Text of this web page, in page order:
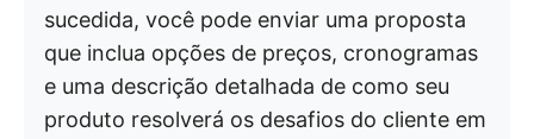
sucedida, você pode enviar uma proposta
que inclua opções de preços, cronogramas
e uma descrição detalhada de como seu
produto resolverá os desafios do cliente em